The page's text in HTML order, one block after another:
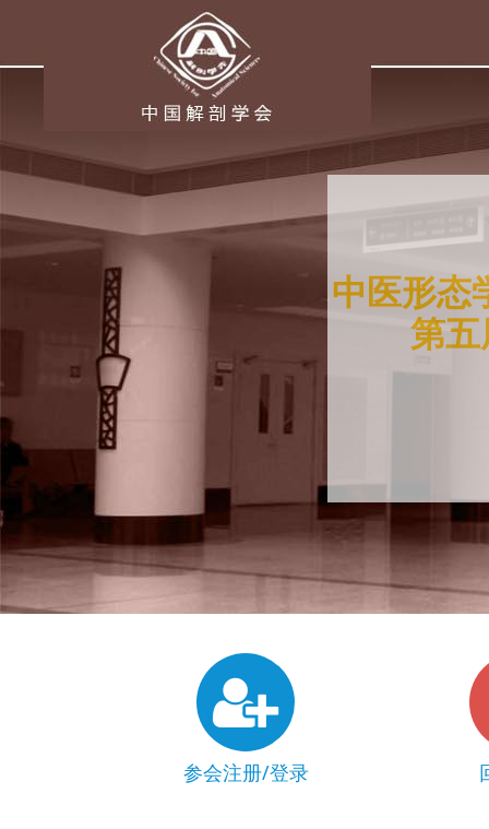
中医形态
第
参会注册/登录